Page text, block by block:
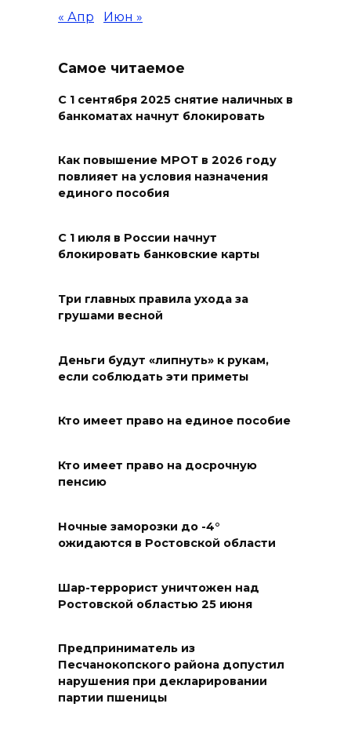
осквернивших стелу
07 августа 2026 20:12
Госавтоинспекция по
Ростовской области призвала
из-за ухудшения погоды
07 августа 2026 19:39
Сап-фестиваль, ночной забег
и турниры: как в Ростове
07 августа 2026 19:19
отключили свет на четырех
улицах
2000 жителей бесплатно
осваивают новые профессии
области продолжается
07 августа 2026 18:30
Судьба аварийного особняка
в донской столице
« Апр Июн »
Самое читаемое
С 1 сентября 2025 снятие наличных в
банкоматах начнут блокировать
Как повышение МРОТ в 2026 году
повлияет на условия назначения
единого пособия
С 1 июля в России начнут
блокировать банковские карты
Три главных правила ухода за
грушами весной
Деньги будут «липнуть» к рукам,
если соблюдать эти приметы
Кто имеет право на единое пособие
Кто имеет право на досрочную
пенсию
Ночные заморозки до -4°
ожидаются в Ростовской области
Шар-террорист уничтожен над
Ростовской областью 25 июня
Предприниматель из
Песчанокопского района допустил
нарушения при декларировании
партии пшеницы